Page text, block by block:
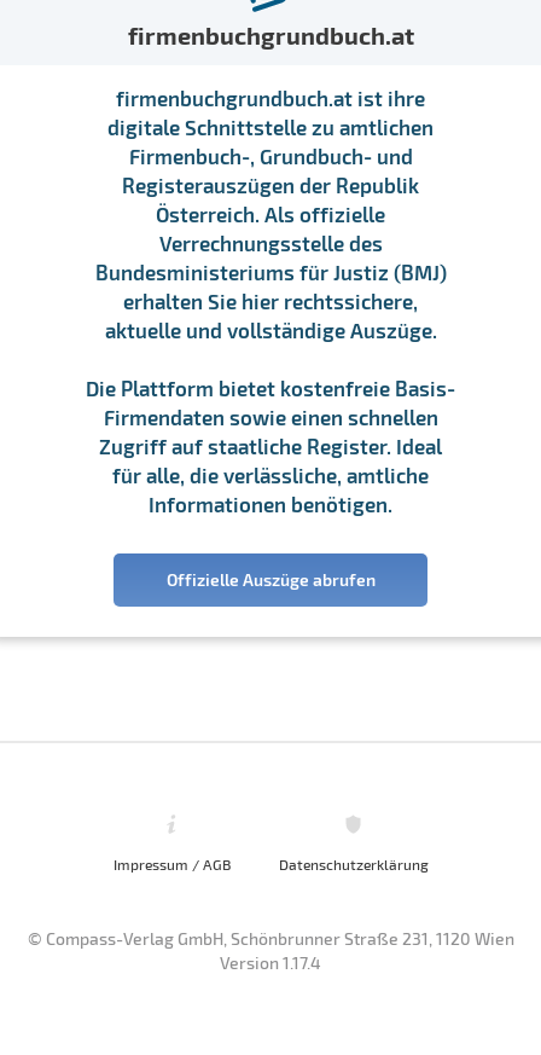
firmenbuchgrundbuch.at
firmenbuchgrundbuch.at ist ihre
digitale Schnittstelle zu amtlichen
Firmenbuch-, Grundbuch- und
Registerauszügen der Republik
Österreich. Als offizielle
Verrechnungsstelle des
Bundesministeriums für Justiz (BMJ)
erhalten Sie hier rechtssichere,
aktuelle und vollständige Auszüge.
Die Plattform bietet kostenfreie Basis-
Firmendaten sowie einen schnellen
Zugriff auf staatliche Register. Ideal
für alle, die verlässliche, amtliche
Informationen benötigen.
Offizielle Auszüge abrufen
Impressum / AGB Datenschutzerklärung
© Compass-Verlag GmbH, Schönbrunner Straße 231, 1120 Wien
Version 1.17.4